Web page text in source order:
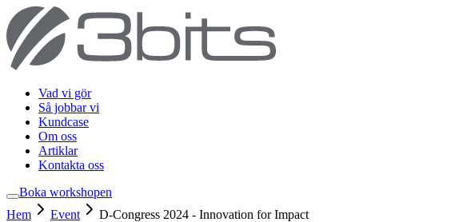
Vad vi gör
Så jobbar vi
Kundcase
Om oss
Artiklar
Kontakta oss
Boka workshopen
Hem
Event D-Congress 2024 - Innovation for Impact